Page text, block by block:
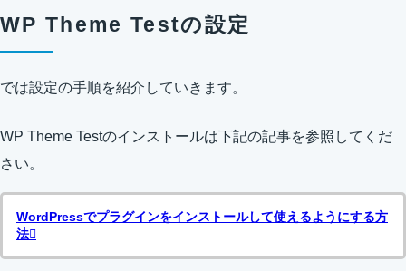
WP Theme Testの設定
では設定の手順を紹介していきます。
WP Theme Testのインストールは下記の記事を参照してくだ
さい。
WordPressでプラグインをインストールして使えるようにする方
法